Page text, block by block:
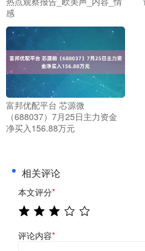
感
富邦优配平台 芯源微
（688037）7月25日主力资金
净买入156.88万元
相关评论
本文评分*
评论内容*